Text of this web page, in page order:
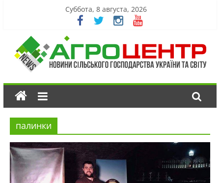
Суббота, 8 августа, 2026
палинки